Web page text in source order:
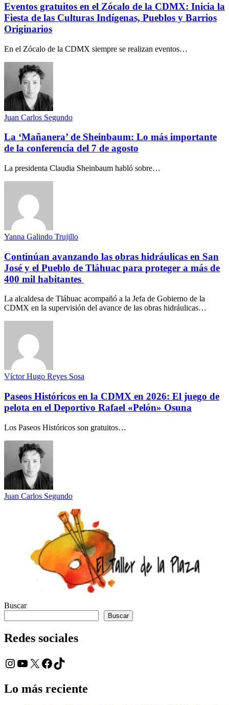
Eventos gratuitos en el Zócalo de la CDMX: Inicia la
Fiesta de las Culturas Indígenas, Pueblos y Barrios
Originarios
En el Zócalo de la CDMX siempre se realizan eventos…
Juan Carlos Segundo
La ‘Mañanera’ de Sheinbaum: Lo más importante
de la conferencia del 7 de agosto
La presidenta Claudia Sheinbaum habló sobre…
Yanna Galindo Trujillo
Continúan avanzando las obras hidráulicas en San
José y el Pueblo de Tláhuac para proteger a más de
400 mil habitantes
La alcaldesa de Tláhuac acompañó a la Jefa de Gobierno de la
CDMX en la supervisión del avance de las obras hidráulicas…
Víctor Hugo Reyes Sosa
Paseos Históricos en la CDMX en 2026: El juego de
pelota en el Deportivo Rafael «Pelón» Osuna
Los Paseos Históricos son gratuitos…
Juan Carlos Segundo
Buscar
Buscar
Redes sociales
Instagram
YouTube
X Facebook
TikTok
Lo más reciente